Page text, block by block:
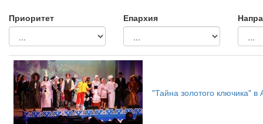
Приоритет Епархия
"Тайна золотого ключика" в